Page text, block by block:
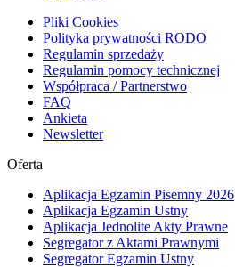
Pliki Cookies
Polityka prywatności RODO
Regulamin sprzedaży
Regulamin pomocy technicznej
Współpraca / Partnerstwo
FAQ
Ankieta
Newsletter
Oferta
Aplikacja Egzamin Pisemny 2026
Aplikacja Egzamin Ustny
Aplikacja Jednolite Akty Prawne
Segregator z Aktami Prawnymi
Segregator Egzamin Ustny